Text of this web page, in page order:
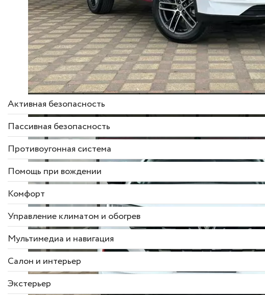
Описание комплектации
Активная безопасность
Пассивная безопасность
Противоугонная система
Помощь при вождении
Комфорт
Управление климатом и обогрев
Мультимедиа и навигация
Салон и интерьер
Экстерьер